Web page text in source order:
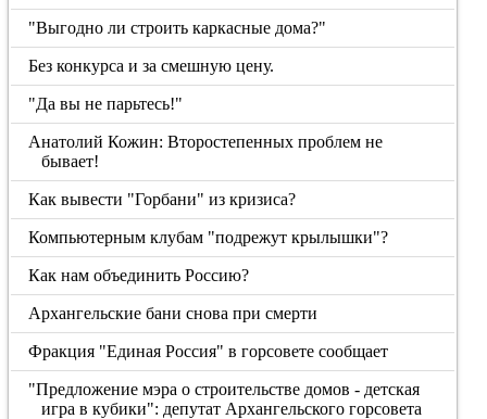
"Выгодно ли строить каркасные дома?"
Без конкурса и за смешную цену.
"Да вы не парьтесь!"
Анатолий Кожин: Второстепенных проблем не
бывает!
Как вывести "Горбани" из кризиса?
Компьютерным клубам "подрежут крылышки"?
Как нам объединить Россию?
Архангельские бани снова при смерти
Фракция "Единая Россия" в горсовете сообщает
"Предложение мэра о строительстве домов - детская
игра в кубики": депутат Архангельского горсовета